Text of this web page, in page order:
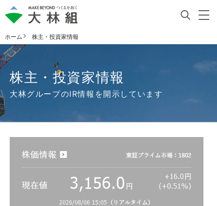
ホーム 株主・投資家情報
株主・投資家情報
大林グループのIR情報を開示しています